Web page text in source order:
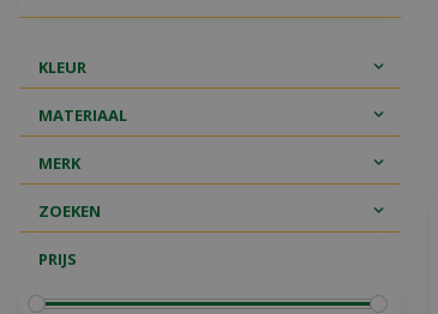
KLEUR
MATERIAAL
MERK
ZOEKEN
PRIJS